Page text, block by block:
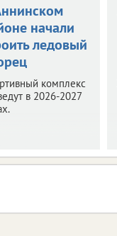
начали
ледовый
комплекс
в 2026-2027